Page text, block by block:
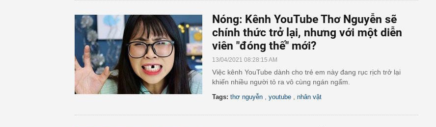
Nóng: Kênh YouTube Thơ Nguyễn sẽ
chính thức trở lại, nhưng với một diễn
viên "đóng thế" mới?
13/04/2021 08:28:15 AM
Việc kênh YouTube dành cho trẻ em này đang rục rịch trở lại
khiến nhiều người tỏ ra vô cùng ngán ngẩm.
Tags: thơ nguyễn youtube nhân vật